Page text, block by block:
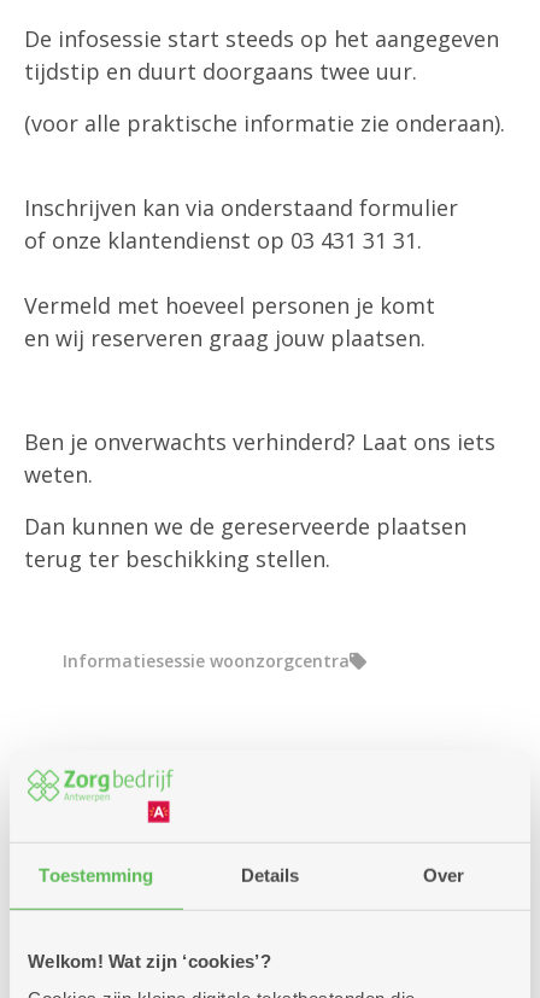
Toestemming Details Over
Welkom! Wat zijn ‘cookies’?
De infosessie start steeds op het aangegeven
tijdstip en duurt doorgaans twee uur.
(voor alle praktische informatie zie onderaan).
Inschrijven kan via onderstaand formulier
of onze klantendienst op 03 431 31 31.
Vermeld met hoeveel personen je komt
en wij reserveren graag jouw plaatsen.
Ben je onverwachts verhinderd? Laat ons iets
weten.
Dan kunnen we de gereserveerde plaatsen
terug ter beschikking stellen.
Informatiesessie woonzorgcentra
Schrijf je in voor dit event of
infosessie
Aantal vrije plaatsen: 17